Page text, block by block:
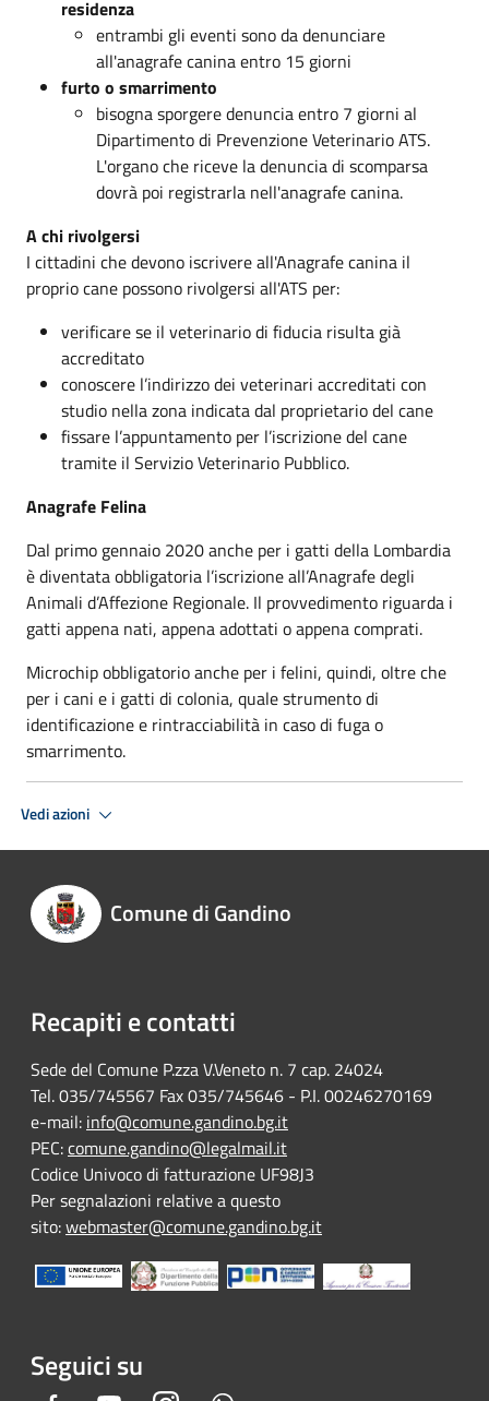
residenza
entrambi gli eventi sono da denunciare
all'anagrafe canina entro 15 giorni
furto o smarrimento
bisogna sporgere denuncia entro 7 giorni al
Dipartimento di Prevenzione Veterinario ATS.
L'organo che riceve la denuncia di scomparsa
dovrà poi registrarla nell'anagrafe canina.
A chi rivolgersi
I cittadini che devono iscrivere all'Anagrafe canina il
proprio cane possono rivolgersi all'ATS per:
verificare se il veterinario di fiducia risulta già
accreditato
conoscere l’indirizzo dei veterinari accreditati con
studio nella zona indicata dal proprietario del cane
fissare l’appuntamento per l’iscrizione del cane
tramite il Servizio Veterinario Pubblico.
Anagrafe Felina
Dal primo gennaio 2020 anche per i gatti della Lombardia
è diventata obbligatoria l’iscrizione all’Anagrafe degli
Animali d’Affezione Regionale. Il provvedimento riguarda i
gatti appena nati, appena adottati o appena comprati.
Microchip obbligatorio anche per i felini, quindi, oltre che
per i cani e i gatti di colonia, quale strumento di
identificazione e rintracciabilità in caso di fuga o
smarrimento.
Vedi azioni
Comune di Gandino
Recapiti e contatti
Sede del Comune P.zza V.Veneto n. 7 cap. 24024
Tel. 035/745567 Fax 035/745646 - P.I. 00246270169
e-mail: info@comune.gandino.bg.it
PEC:comune.gandino@legalmail.it
Codice Univoco di fatturazione UF98J3
Per segnalazioni relative a questo
sito:webmaster@comune.gandino.bg.it
Seguici su